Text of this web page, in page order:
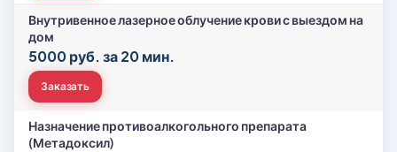
Внутривенное лазерное облучение крови с выездом на
дом
5000 руб. за 20 мин.
Заказать
Назначение противоалкогольного препарата
(Метадоксил)